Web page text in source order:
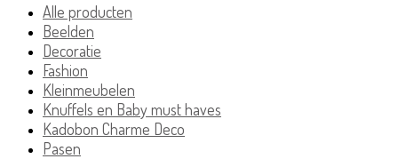
Alle producten
Beelden
Decoratie
Fashion
Kleinmeubelen
Knuffels en Baby must haves
Kadobon Charme Deco
Pasen